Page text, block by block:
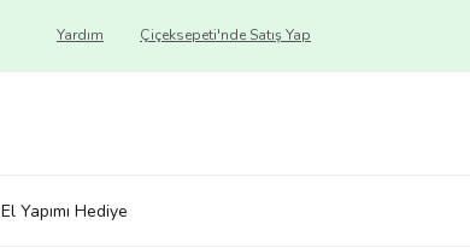
Çiçeksepeti'nde Satış Yap
Yardım
El Yapımı Hediye